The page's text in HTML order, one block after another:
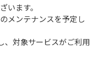
います。
メンテナンスを予定し
、対象サービスがご利用